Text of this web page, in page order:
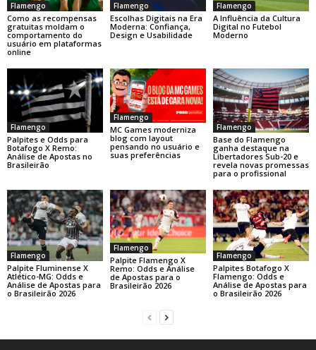
Flamengo
Como as recompensas
gratuitas moldam o
comportamento do
usuário em plataformas
online
Flamengo
Escolhas Digitais na Era
Moderna: Confiança,
Design e Usabilidade
Flamengo
A Influência da Cultura
Digital no Futebol
Moderno
Flamengo
Palpites e Odds para
Botafogo X Remo:
Análise de Apostas no
Brasileirão
Flamengo
MC Games moderniza
blog com layout
pensando no usuário e
suas preferências
Flamengo
Base do Flamengo
ganha destaque na
Libertadores Sub-20 e
revela novas promessas
para o profissional
Flamengo
Palpite Fluminense X
Atlético-MG: Odds e
Análise de Apostas para
o Brasileirão 2026
Flamengo
Palpite Flamengo X
Remo: Odds e Análise
de Apostas para o
Brasileirão 2026
Flamengo
Palpites Botafogo X
Flamengo: Odds e
Análise de Apostas para
o Brasileirão 2026